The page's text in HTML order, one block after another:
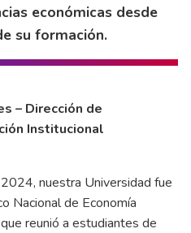
económicas desde
su formación.
– Dirección de
Institucional
nuestra Universidad fue
Nacional de Economía
reunió a estudiantes de